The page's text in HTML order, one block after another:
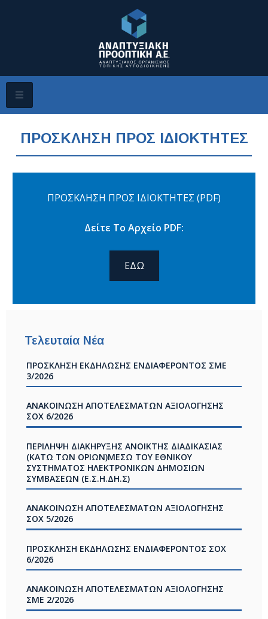
ΠΡΟΣΚΛΗΣΗ ΠΡΟΣ ΙΔΙΟΚΤΗΤΕΣ
ΠΡΟΣΚΛΗΣΗ ΠΡΟΣ ΙΔΙΟΚΤΗΤΕΣ (PDF)
Δείτε Το Αρχείο PDF:
ΕΔΩ
Τελευταία Νέα
ΠΡΟΣΚΛΗΣΗ ΕΚΔΗΛΩΣΗΣ ΕΝΔΙΑΦΕΡΟΝΤΟΣ ΣΜΕ
3/2026
ΑΝΑΚΟΙΝΩΣΗ ΑΠΟΤΕΛΕΣΜΑΤΩΝ ΑΞΙΟΛΟΓΗΣΗΣ
ΣOX 6/2026
ΠΕΡΙΛΗΨΗ ΔΙΑΚΗΡΥΞΗΣ ΑΝΟΙΚΤΗΣ ΔΙΑΔΙΚΑΣΙΑΣ
(ΚΑΤΩ ΤΩΝ ΟΡΙΩΝ)ΜΕΣΩ ΤΟΥ ΕΘΝΙΚΟΥ
ΣΥΣΤΗΜΑΤΟΣ ΗΛΕΚΤΡΟΝΙΚΩΝ ΔΗΜΟΣΙΩΝ
ΣΥΜΒΑΣΕΩΝ (Ε.Σ.Η.ΔΗ.Σ)
ΑΝΑΚΟΙΝΩΣΗ ΑΠΟΤΕΛΕΣΜΑΤΩΝ ΑΞΙΟΛΟΓΗΣΗΣ
ΣOX 5/2026
ΠΡΟΣΚΛΗΣΗ ΕΚΔΗΛΩΣΗΣ ΕΝΔΙΑΦΕΡΟΝΤΟΣ ΣΟΧ
6/2026
ΑΝΑΚΟΙΝΩΣΗ ΑΠΟΤΕΛΕΣΜΑΤΩΝ ΑΞΙΟΛΟΓΗΣΗΣ
ΣΜΕ 2/2026